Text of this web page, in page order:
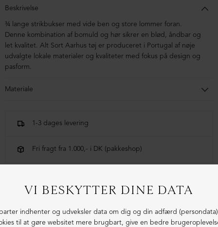
Beskrivelse
¾ lange strikbukser med vide ben og store lommer foran.
Denne kombination af bomuld og hør sikrer en blød, åndbar og
let kvalitet. Alt Sort Aarhus tøj er produceret i Portugal af nøje
udvalgte lokale materialer og kvaliteter med fokus på design og
pasform.
Materiale
1-3 dages levering
Fri fragt fra 1.000,- i DK (pakkeshop)
LIGNENDE PRODUKTER